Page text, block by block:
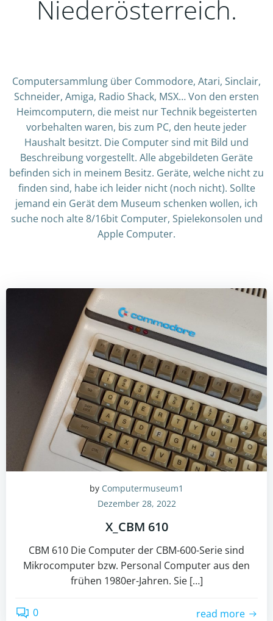
Niederösterreich.
Computersammlung über Commodore, Atari, Sinclair,
Schneider, Amiga, Radio Shack, MSX… Von den ersten
Heimcomputern, die meist nur Technik begeisterten
vorbehalten waren, bis zum PC, den heute jeder
Haushalt besitzt. Die Computer sind mit Bild und
Beschreibung vorgestellt. Alle abgebildeten Geräte
befinden sich in meinem Besitz. Geräte, welche nicht zu
finden sind, habe ich leider nicht (noch nicht). Sollte
jemand ein Gerät dem Museum schenken wollen, ich
suche noch alte 8/16bit Computer, Spielekonsolen und
Apple Computer.
by Computermuseum1
Dezember 28, 2022
X_CBM 610
CBM 610 Die Computer der CBM-600-Serie sind
Mikrocomputer bzw. Personal Computer aus den
frühen 1980er-Jahren. Sie […]
0 read more